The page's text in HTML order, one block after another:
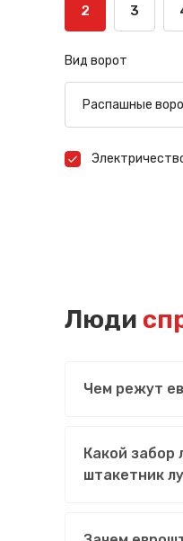
2 3
Вид ворот
Люди
Чем режут
Какой забор
штакетник